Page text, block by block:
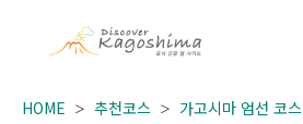
HOME 추천코스 가고시마 엄선 코스